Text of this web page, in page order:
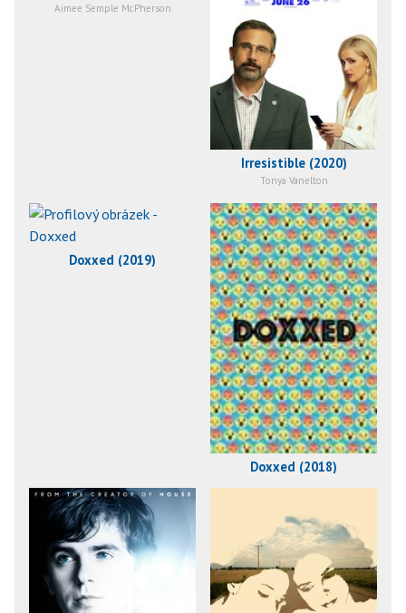
Aimee Semple McPherson
Irresistible (2020)
Tonya Vanelton
Doxxed (2019)
Doxxed (2018)